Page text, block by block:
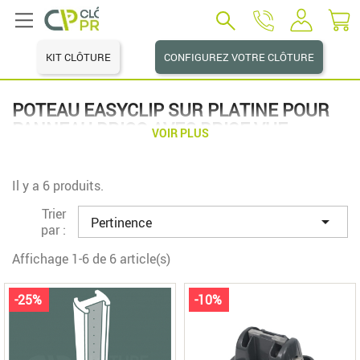
KIT CLÔTURE CONFIGUREZ VOTRE CLÔTURE
POTEAU EASYCLIP SUR PLATINE POUR
PANNEAU BRICO AVEC BRISE VUE
VOIR PLUS
Il y a 6 produits.
Trier
par :
Pertinence 
Affichage 1-6 de 6 article(s)
-25% -10%